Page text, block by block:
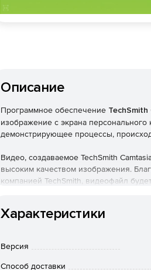
Описание
Программное обеспечение
изображение с экрана
демонстрирующее процессы,
Видео, создаваемое TechSmith
высоким качеством изображения.
компанией TechSmith, видеофайл
изображения, создавая видео
так и на компакт-дисках. Продукт
Характеристики
Версия
Способ доставки